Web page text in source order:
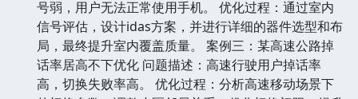
号弱，用户无法正常使用手机。 优化过程：通过室内
信号评估，设计idas方案，并进行详细的器件选型和布
局，最终提升室内覆盖质量。 案例三：某高速公路掉
话率居高不下优化 问题描述：高速行驶用户掉话率
高，切换失败率高。 优化过程：分析高速移动场景下